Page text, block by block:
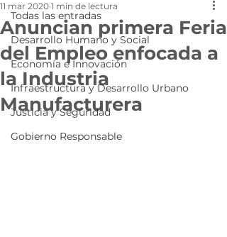
Todas las entradas
Desarrollo Humano y Social
Economía e Innovación
Infraestructura y Desarrollo Urbano
Justicia y Seguridad
Gobierno Responsable
Anuncian primera Feria
del Empleo enfocada a
la Industria
Manufacturera
11 mar 2020 1 min de lectura